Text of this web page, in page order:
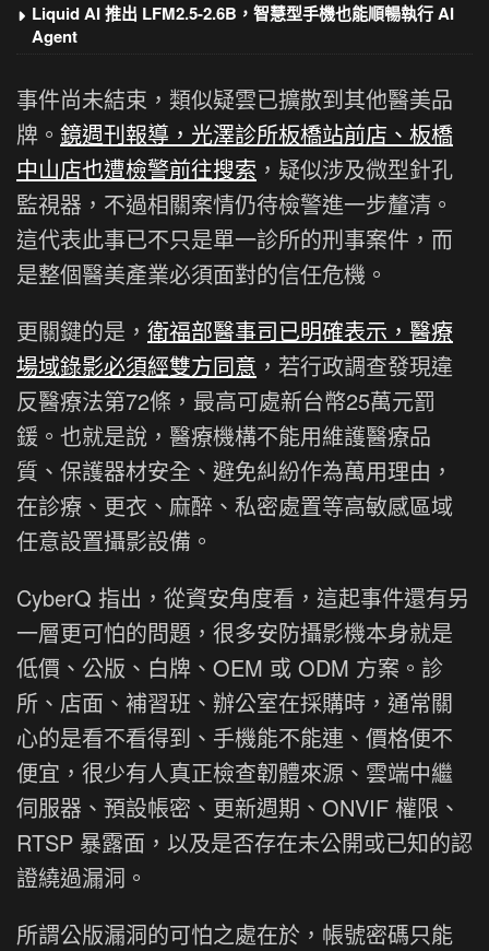
Liquid AI 推出 LFM2.5-2.6B，智慧型手機也能順暢執行 AI
Agent
事件尚未結束，類似疑雲已擴散到其他醫美品
牌。 鏡週刊報導，光澤診所板橋站前店、板橋
中山店也遭檢警前往搜索 ，疑似涉及微型針孔
監視器，不過相關案情仍待檢警進一步釐清。
這代表此事已不只是單一診所的刑事案件，而
是整個醫美產業必須面對的信任危機。
更關鍵的是， 衛福部醫事司已明確表示，醫療
場域錄影必須經雙方同意 ，若行政調查發現違
反醫療法第72條，最高可處新台幣25萬元罰
鍰。也就是說，醫療機構不能用維護醫療品
質、保護器材安全、避免糾紛作為萬用理由，
在診療、更衣、麻醉、私密處置等高敏感區域
任意設置攝影設備。
CyberQ 指出，從資安角度看，這起事件還有另
一層更可怕的問題，很多安防攝影機本身就是
低價、公版、白牌、OEM 或 ODM 方案。診
所、店面、補習班、辦公室在採購時，通常關
心的是看不看得到、手機能不能連、價格便不
便宜，很少有人真正檢查韌體來源、雲端中繼
伺服器、預設帳密、更新週期、ONVIF 權限、
RTSP 暴露面，以及是否存在未公開或已知的認
證繞過漏洞。
所謂公版漏洞的可怕之處在於，帳號密碼只能